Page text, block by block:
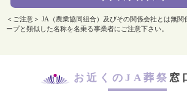
＜ご注意＞ JA（農業協同組合）及びその関係会社とは無
ープと類似した名称を名乗る事業者にご注意下さい。
お近くのJA葬祭 窓